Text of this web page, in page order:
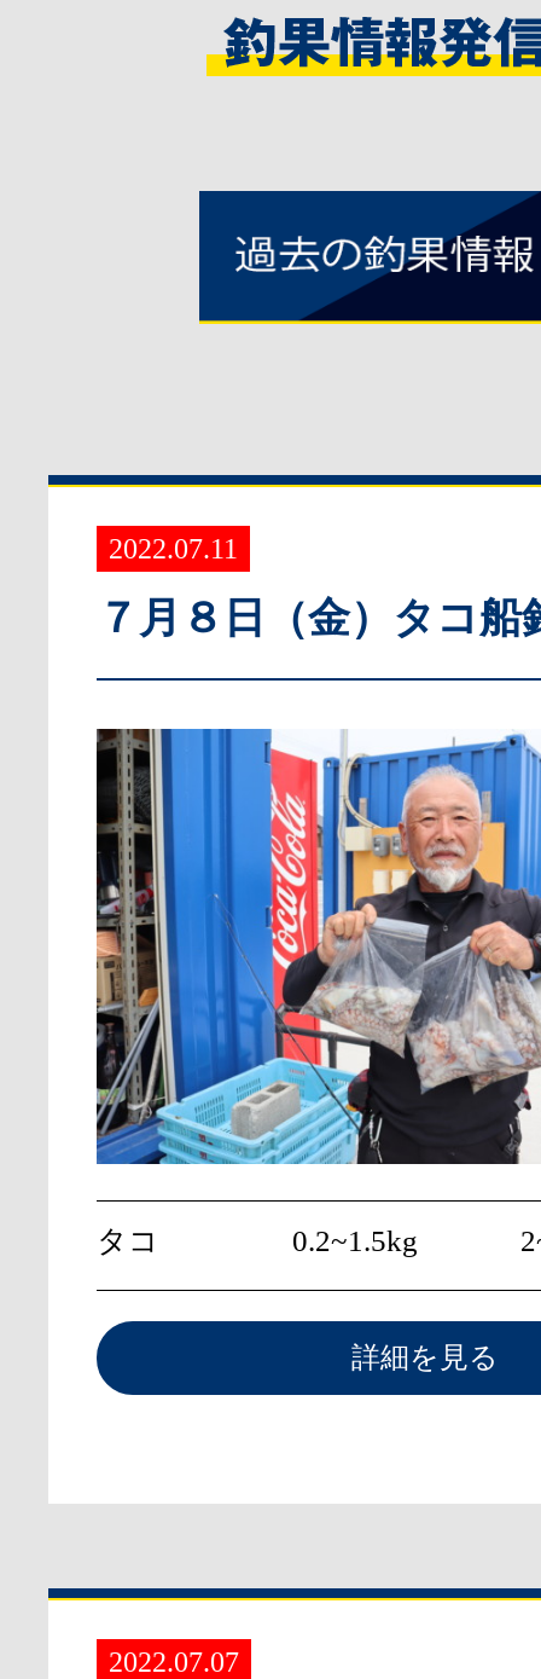
2022.07.11
７月８日（金）タコ船
タコ 0.2~1.5kg
詳細を見る
2022.07.07